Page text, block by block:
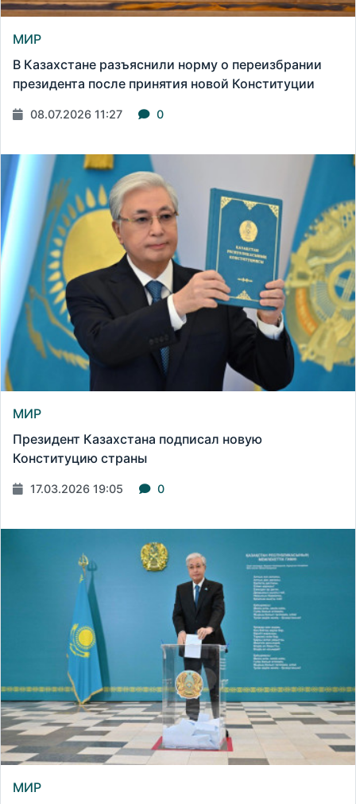
МИР
В Казахстане разъяснили норму о переизбрании
президента после принятия новой Конституции
08.07.2026 11:27 0
МИР
Президент Казахстана подписал новую
Конституцию страны
17.03.2026 19:05 0
МИР